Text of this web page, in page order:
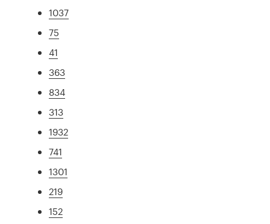
1037
75
41
363
834
313
1932
741
1301
219
152